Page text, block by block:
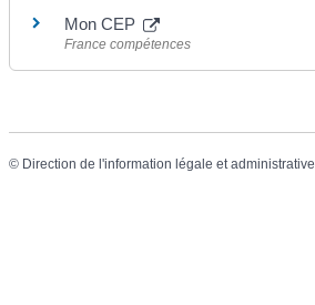
Mon CEP
France compétences
© Direction de l'information légale et administrative